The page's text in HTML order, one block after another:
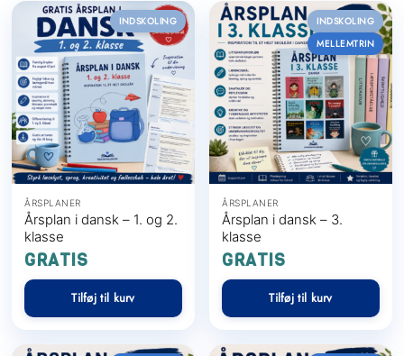
INDSKOLING
ÅRSPLANER
Årsplan i dansk – 1. og 2.
klasse
GRATIS
Tilføj til kurv
INDSKOLING
MELLEMTRIN
ÅRSPLANER
Årsplan i dansk – 3.
klasse
GRATIS
Tilføj til kurv